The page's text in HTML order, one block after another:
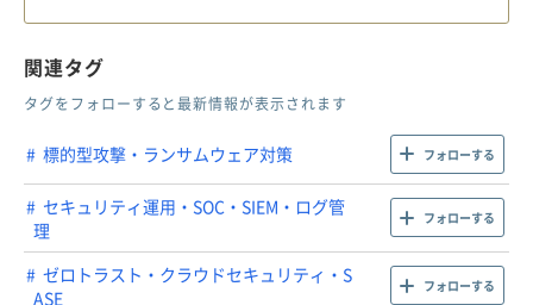
関連タグ
タグをフォローすると最新情報が表示されます
標的型攻撃・ランサムウェア対策 フォローする
セキュリティ運用・SOC・SIEM・ログ管
理
フォローする
ゼロトラスト・クラウドセキュリティ・S
ASE
フォローする